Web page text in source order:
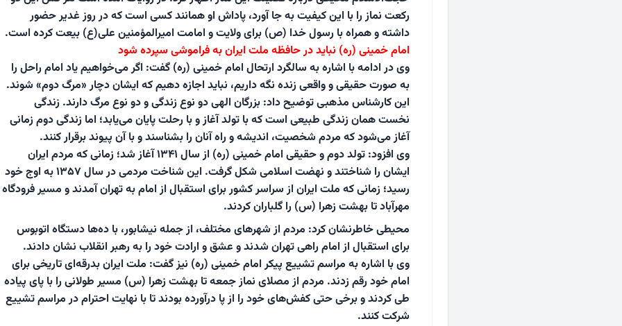
رکعت نماز را با این کیفیت به جا آورد، پاداش او همانند کسی است که در روز غدیر حضور
داشته و همراه با رسول خدا (ص) برای ولایت و امامت امیرالمؤمنین علی(ع) بیعت کرده است.
امام خمینی (ره) نباید در حافظه ملت ایران به فراموشی سپرده شود
وی در ادامه با اشاره به سالگرد ارتحال امام خمینی (ره) گفت: اگر می‌خواهیم یاد امام راحل را
به صورت حقیقی و واقعی زنده نگه داریم، نباید اجازه دهیم که ایشان دچار «مرگ دوم» شوند.
این کارشناس مذهبی توضیح داد: بزرگان الهی دو نوع زندگی و دو نوع مرگ دارند. زندگی
نخست همان زندگی طبیعی است که با تولد آغاز و با رحلت پایان می‌یابد؛ اما زندگی دوم زمانی
آغاز می‌شود که مردم شخصیت، اندیشه و راه آنان را بشناسند و با آن پیوند برقرار کنند.
وی افزود: تولد دوم و حقیقی امام خمینی (ره) از سال ۱۳۴۱ آغاز شد؛ زمانی که مردم ایران
ایشان را شناختند و نهضت اسلامی شکل گرفت. این شناخت مردمی در سال ۱۳۵۷ به اوج خود
رسید؛ زمانی که ملت ایران از سراسر کشور برای استقبال از امام به تهران آمدند و مسیر فرودگاه
مهرآباد تا بهشت زهرا (س) را گلباران کردند.
محیطی خاطرنشان کرد: مردم از شهرهای مختلف، از جمله نیشابور، با ده‌ها دستگاه اتوبوس
برای استقبال از امام راهی تهران شدند و عشق و ارادت خود را به رهبر انقلاب نشان دادند.
وی با اشاره به مراسم تشییع پیکر امام خمینی (ره) نیز گفت: ملت ایران بدرقه‌ای تاریخی برای
امام خود رقم زدند. مردم از مصلای نماز جمعه تا بهشت زهرا (س) مسیر طولانی را با پای پیاده
طی کردند و برخی حتی کفش‌های خود را از پا درآورده بودند تا با نهایت احترام در مراسم تشییع
شرکت کنند.